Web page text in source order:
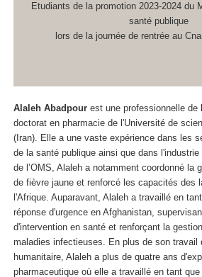
Etudiants de la promotion 2023-2024 du
santé publique
lors de la journée de rentrée au
Alaleh Abadpour est une professionnelle de
doctorat en pharmacie de l'Université de
(Iran). Elle a une vaste expérience dans les
de la santé publique ainsi que dans
de l’OMS, Alaleh a notamment coordonné la
de fièvre jaune et renforcé les capacités des
l'Afrique. Auparavant, Alaleh a travaillé en
réponse d'urgence en Afghanistan,
d'intervention en santé et renforçant la
maladies infectieuses. En plus de son travail
humanitaire, Alaleh a plus de quatre ans
pharmaceutique où elle a travaillé en tant